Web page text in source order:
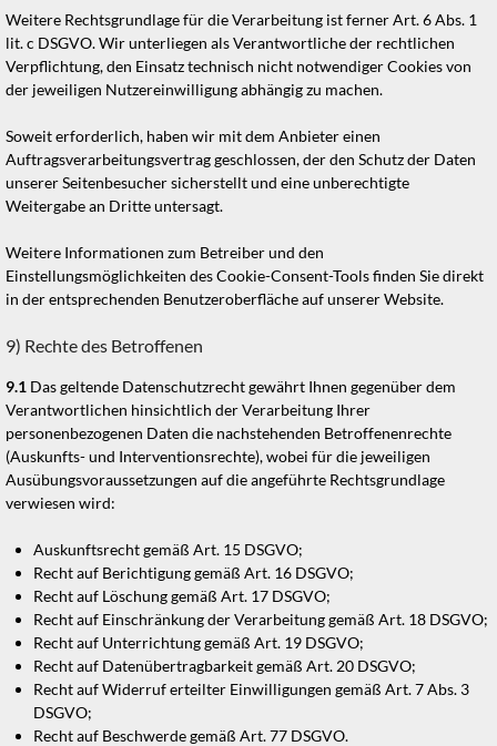
Weitere Rechtsgrundlage für die Verarbeitung ist ferner Art. 6 Abs. 1
lit. c DSGVO. Wir unterliegen als Verantwortliche der rechtlichen
Verpflichtung, den Einsatz technisch nicht notwendiger Cookies von
der jeweiligen Nutzereinwilligung abhängig zu machen.
Soweit erforderlich, haben wir mit dem Anbieter einen
Auftragsverarbeitungsvertrag geschlossen, der den Schutz der Daten
unserer Seitenbesucher sicherstellt und eine unberechtigte
Weitergabe an Dritte untersagt.
Weitere Informationen zum Betreiber und den
Einstellungsmöglichkeiten des Cookie-Consent-Tools finden Sie direkt
in der entsprechenden Benutzeroberfläche auf unserer Website.
9) Rechte des Betroffenen
9.1 Das geltende Datenschutzrecht gewährt Ihnen gegenüber dem
Verantwortlichen hinsichtlich der Verarbeitung Ihrer
personenbezogenen Daten die nachstehenden Betroffenenrechte
(Auskunfts- und Interventionsrechte), wobei für die jeweiligen
Ausübungsvoraussetzungen auf die angeführte Rechtsgrundlage
verwiesen wird:
Auskunftsrecht gemäß Art. 15 DSGVO;
Recht auf Berichtigung gemäß Art. 16 DSGVO;
Recht auf Löschung gemäß Art. 17 DSGVO;
Recht auf Einschränkung der Verarbeitung gemäß Art. 18 DSGVO;
Recht auf Unterrichtung gemäß Art. 19 DSGVO;
Recht auf Datenübertragbarkeit gemäß Art. 20 DSGVO;
Recht auf Widerruf erteilter Einwilligungen gemäß Art. 7 Abs. 3
DSGVO;
Recht auf Beschwerde gemäß Art. 77 DSGVO.